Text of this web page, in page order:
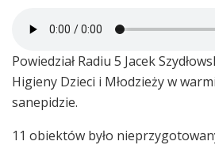
Powiedział Radiu 5 Jacek
Higieny Dzieci i Młodzieży w
sanepidzie.
11 obiektów było